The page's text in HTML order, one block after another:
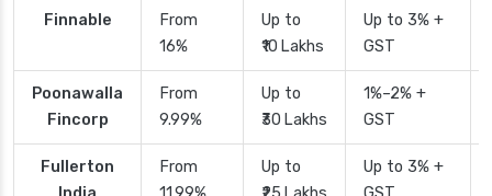
Finnable
From
16%
Up to
₹10 Lakhs
Up to 3% +
GST
Poonawalla
Fincorp
From
9.99%
Up to
₹30 Lakhs
1%–2% +
GST
Fullerton
From
Up to
Up to 3% +